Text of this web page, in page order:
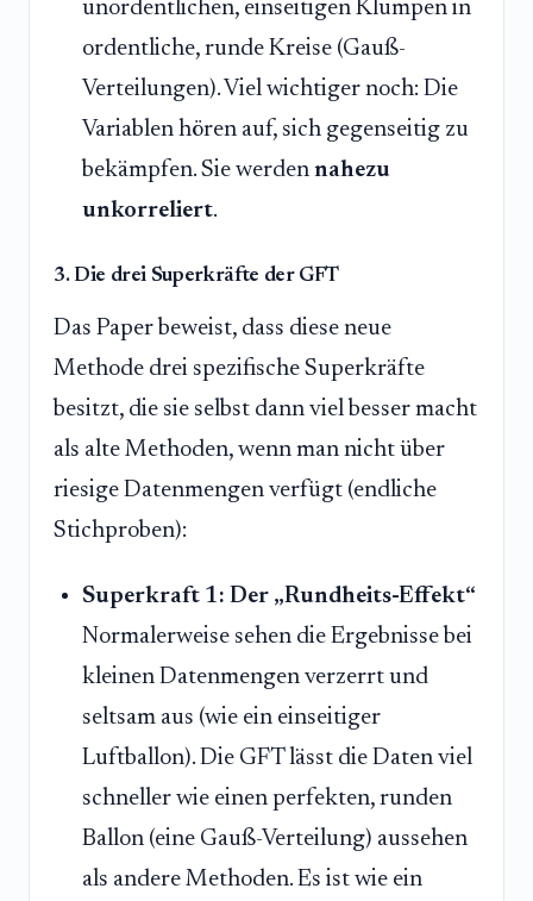
unordentlichen, einseitigen Klumpen in
ordentliche, runde Kreise (Gauß-
Verteilungen). Viel wichtiger noch: Die
Variablen hören auf, sich gegenseitig zu
bekämpfen. Sie werden nahezu
unkorreliert.
3. Die drei Superkräfte der GFT
Das Paper beweist, dass diese neue
Methode drei spezifische Superkräfte
besitzt, die sie selbst dann viel besser macht
als alte Methoden, wenn man nicht über
riesige Datenmengen verfügt (endliche
Stichproben):
Superkraft 1: Der „Rundheits-Effekt“
Normalerweise sehen die Ergebnisse bei
kleinen Datenmengen verzerrt und
seltsam aus (wie ein einseitiger
Luftballon). Die GFT lässt die Daten viel
schneller wie einen perfekten, runden
Ballon (eine Gauß-Verteilung) aussehen
als andere Methoden. Es ist wie ein